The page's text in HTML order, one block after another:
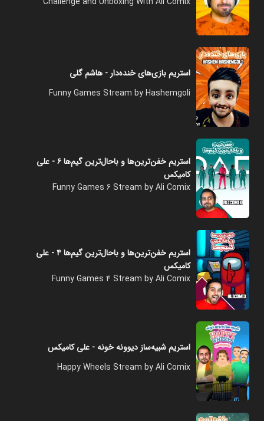
استریم بازی‌های خنده‌دار - هاشم گلی
Funny Games Stream by Hashemgoli
استریم خفن‌ترین‌ها و باحال‌ترین گیم‌ها ۶ - علی
کامیکس
Funny Games 6 Stream by Ali Comix
استریم خفن‌ترین‌ها و باحال‌ترین گیم‌ها ۴ - علی
کامیکس
Funny Games 4 Stream by Ali Comix
استریم شبیه‌ساز دیوونه‌ خونه - علی کامیکس
Happy Wheels Stream by Ali Comix